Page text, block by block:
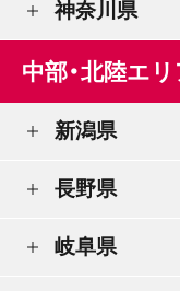
神奈川県
中部・北陸エ
新潟県
長野県
岐阜県